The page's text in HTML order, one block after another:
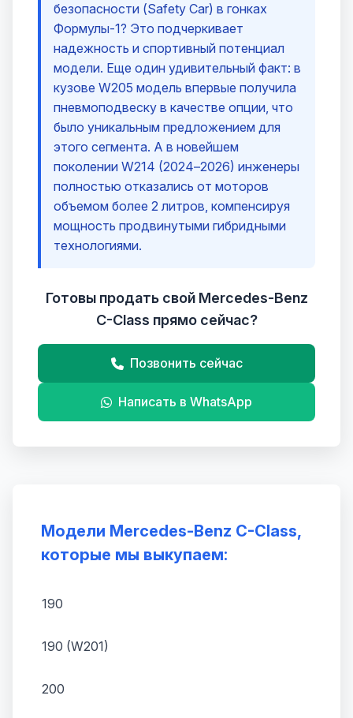
Модели Mercedes-Benz C-Class,
которые мы выкупаем:
190
190 (W201)
200
безопасности (Safety Car) в гонках
Формулы-1? Это подчеркивает
надежность и спортивный потенциал
модели. Еще один удивительный факт: в
кузове W205 модель впервые получила
пневмоподвеску в качестве опции, что
было уникальным предложением для
этого сегмента. А в новейшем
поколении W214 (2024–2026) инженеры
полностью отказались от моторов
объемом более 2 литров, компенсируя
мощность продвинутыми гибридными
технологиями.
Готовы продать свой Mercedes-Benz
C-Class прямо сейчас?
Позвонить сейчас
Написать в WhatsApp